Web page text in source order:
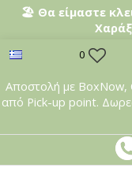
🏖️ Θα είμαστε
0
Αποστολή με BoxNow,
από Pick-up point.